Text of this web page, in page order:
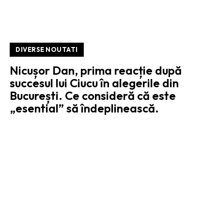
DIVERSE NOUTATI
Nicușor Dan, prima reacție după
succesul lui Ciucu în alegerile din
București. Ce consideră că este
„esential” să îndeplinească.